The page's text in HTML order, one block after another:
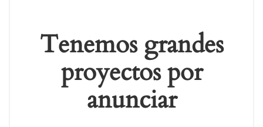
Tenemos grandes
proyectos por
anunciar